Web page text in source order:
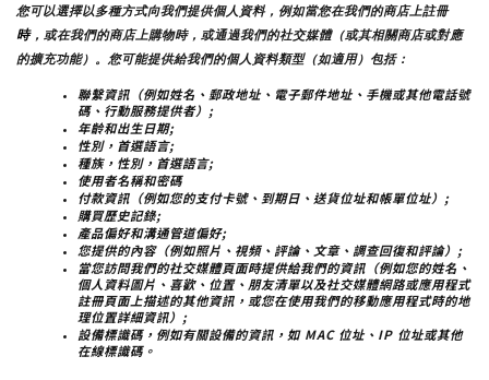
您可以選擇以多種方式向我們提供個人資料，例如當您在我們的商店上註冊
時，或在我們的商店上購物時，或通過我們的社交媒體（或其相關商店或對應
的擴充功能）。您可能提供給我們的個人資料類型（如適用）包括：
聯繫資訊（例如姓名、郵政地址、電子郵件地址、手機或其他電話號
碼、行動服務提供者）;
年齡和出生日期;
性別，首選語言;
種族，性別，首選語言;
使用者名稱和密碼
付款資訊（例如您的支付卡號、到期日、送貨位址和帳單位址）;
購買歷史記錄;
產品偏好和溝通管道偏好;
您提供的內容（例如照片、視頻、評論、文章、調查回復和評論）;
當您訪問我們的社交媒體頁面時提供給我們的資訊（例如您的姓名、
個人資料圖片、喜歡、位置、朋友清單以及社交媒體網路或應用程式
註冊頁面上描述的其他資訊，或您在使用我們的移動應用程式時的地
理位置詳細資訊）;
設備標識碼，例如有關設備的資訊，如 MAC 位址、IP 位址或其他
在線標識碼。